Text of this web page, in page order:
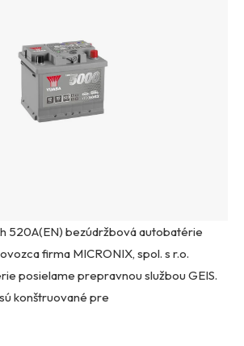
520A(EN) bezúdržbová autobatérie
firma MICRONIX, spol. s r.o.
posielame prepravnou službou GEIS.
konštruované pre